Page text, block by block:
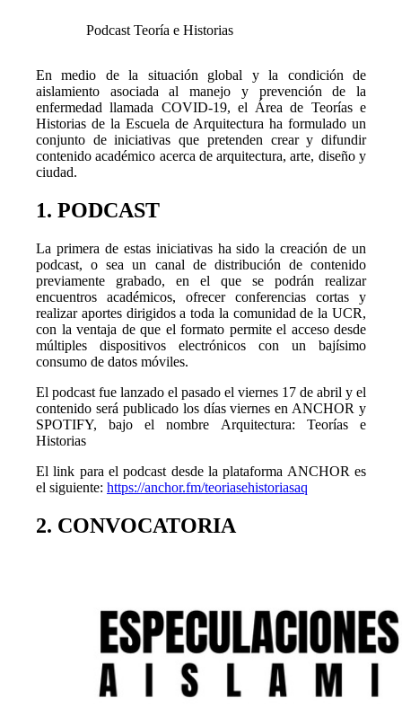
Podcast Teoría e Historias
En medio de la situación global y la condición de
aislamiento asociada al manejo y prevención de la
enfermedad llamada COVID-19, el Área de Teorías e
Historias de la Escuela de Arquitectura ha formulado un
conjunto de iniciativas que pretenden crear y difundir
contenido académico acerca de arquitectura, arte, diseño y
ciudad.
1. PODCAST
La primera de estas iniciativas ha sido la creación de un
podcast, o sea un canal de distribución de contenido
previamente grabado, en el que se podrán realizar
encuentros académicos, ofrecer conferencias cortas y
realizar aportes dirigidos a toda la comunidad de la UCR,
con la ventaja de que el formato permite el acceso desde
múltiples dispositivos electrónicos con un bajísimo
consumo de datos móviles.
El podcast fue lanzado el pasado el viernes 17 de abril y el
contenido será publicado los días viernes en ANCHOR y
SPOTIFY, bajo el nombre Arquitectura: Teorías e
Historias
El link para el podcast desde la plataforma ANCHOR es
el siguiente: https://anchor.fm/teoriasehistoriasaq
2. CONVOCATORIA